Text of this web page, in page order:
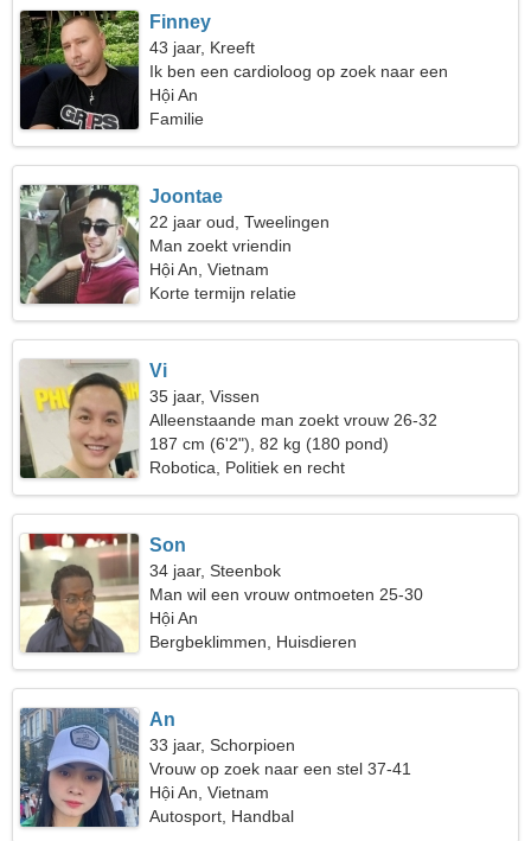
Finney
43 jaar, Kreeft
Ik ben een cardioloog op zoek naar een
spectaculaire vrouw
Hội An
Familie
Joontae
22 jaar oud, Tweelingen
Man zoekt vriendin
Hội An, Vietnam
Korte termijn relatie
Vi
35 jaar, Vissen
Alleenstaande man zoekt vrouw 26-32
187 cm (6'2"), 82 kg (180 pond)
Robotica, Politiek en recht
Son
34 jaar, Steenbok
Man wil een vrouw ontmoeten 25-30
Hội An
Bergbeklimmen, Huisdieren
An
33 jaar, Schorpioen
Vrouw op zoek naar een stel 37-41
Hội An, Vietnam
Autosport, Handbal